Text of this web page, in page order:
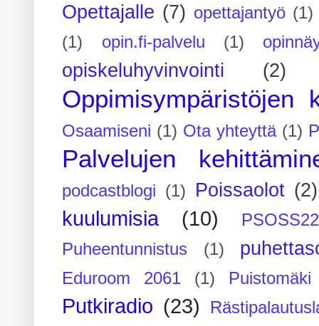
Opettajalle (7) opettajantyö (1)
(1)
opin.fi-palvelu (1)
opiskeluhyvinvointi (2)
Oppimisympäristöjen
Osaamiseni (1) Ota yhteyttä (1)
Palvelujen
podcastblogi (1) Poissaolot (2)
kuulumisia (10)
Puheentunnistus
(1)
Eduroom 2061 (1)
Putkiradio (23)